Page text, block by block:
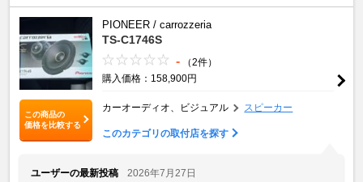
この商品の
価格を比較する
PIONEER / carrozzeria
TS-C1746S
-
（2件）
購入価格：158,900円
カーオーディオ、ビジュアル スピーカー
このカテゴリの取付店を探す
ユーザーの最新投稿
2026年7月27日